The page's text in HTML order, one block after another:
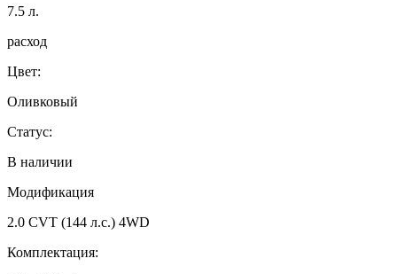
7.5 л.
расход
Цвет:
Оливковый
Статус:
В наличии
Модификация
2.0 CVT (144 л.с.) 4WD
Комплектация: